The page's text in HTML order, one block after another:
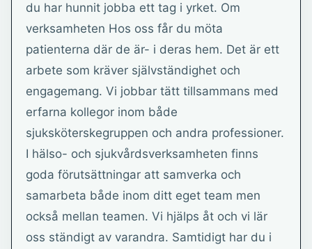
du har hunnit jobba ett tag i yrket. Om
verksamheten Hos oss får du möta
patienterna där de är- i deras hem. Det är ett
arbete som kräver självständighet och
engagemang. Vi jobbar tätt tillsammans med
erfarna kollegor inom både
sjuksköterskegruppen och andra professioner.
I hälso- och sjukvårdsverksamheten finns
goda förutsättningar att samverka och
samarbeta både inom ditt eget team men
också mellan teamen. Vi hjälps åt och vi lär
oss ständigt av varandra. Samtidigt har du i